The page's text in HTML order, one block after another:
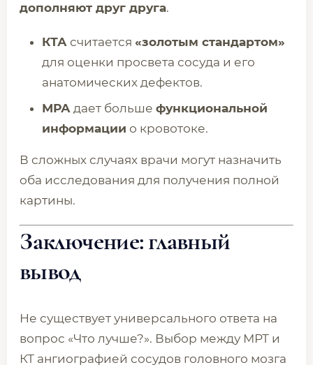
дополняют друг друга.
КТА считается «золотым стандартом»
для оценки просвета сосуда и его
анатомических дефектов.
МРА дает больше функциональной
информации о кровотоке.
В сложных случаях врачи могут назначить
оба исследования для получения полной
картины.
Заключение: главный
вывод
Не существует универсального ответа на
вопрос «Что лучше?». Выбор между МРТ и
КТ ангиографией сосудов головного мозга